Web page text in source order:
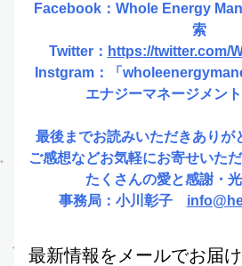
Facebook：Whole Energy
索
Twitter： https://twitter.com/
Instgram：「
エナジーマネージメン
最後までお読みいただきあり
ご感想などお気軽にお寄せいた
たくさんの愛と感謝・
事務局：小川彰子
最新情報をメールでお届